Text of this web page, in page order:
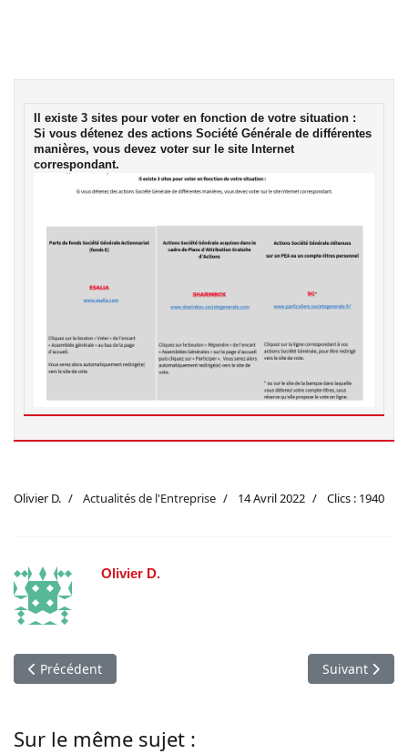
Il existe 3 sites pour voter en fonction de votre situation :
Si vous détenez des actions Société Générale de différentes
manières, vous devez voter sur le site Internet
correspondant.
Olivier D. Actualités de l'Entreprise 14 Avril 2022 Clics : 1940
Olivier D.
Article précédent : AG des actionnaires 2022 : Vos pouvoirs
Précédent Article
Suivant
Sur le même sujet :